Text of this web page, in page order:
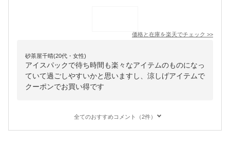
価格と在庫を楽天でチェック >>
砂茶屋千晴(20代・女性)
アイスパックで待ち時間も楽々なアイテムのものになっ
ていて過ごしやすいかと思いますし、涼しげアイテムで
クーポンでお買い得です
全てのおすすめコメント（2件）